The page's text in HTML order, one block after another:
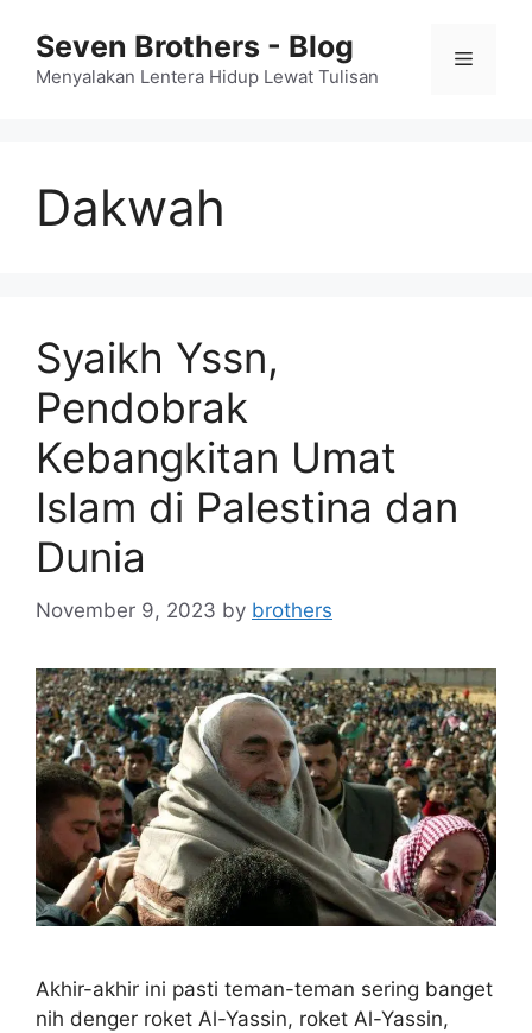
content
Seven Brothers - Blog
Menyalakan Lentera Hidup Lewat Tulisan
Menu
Dakwah
Syaikh Yssn,
Pendobrak
Kebangkitan Umat
Islam di Palestina dan
Dunia
November 9, 2023 by brothers
Akhir-akhir ini pasti teman-teman sering banget
nih denger roket Al-Yassin, roket Al-Yassin,